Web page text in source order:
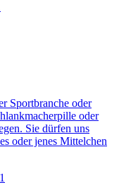
Sportbranche oder
oder
Sie dürfen uns
oder jenes Mittelchen